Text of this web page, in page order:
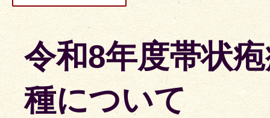
令和8年度帯状
種について